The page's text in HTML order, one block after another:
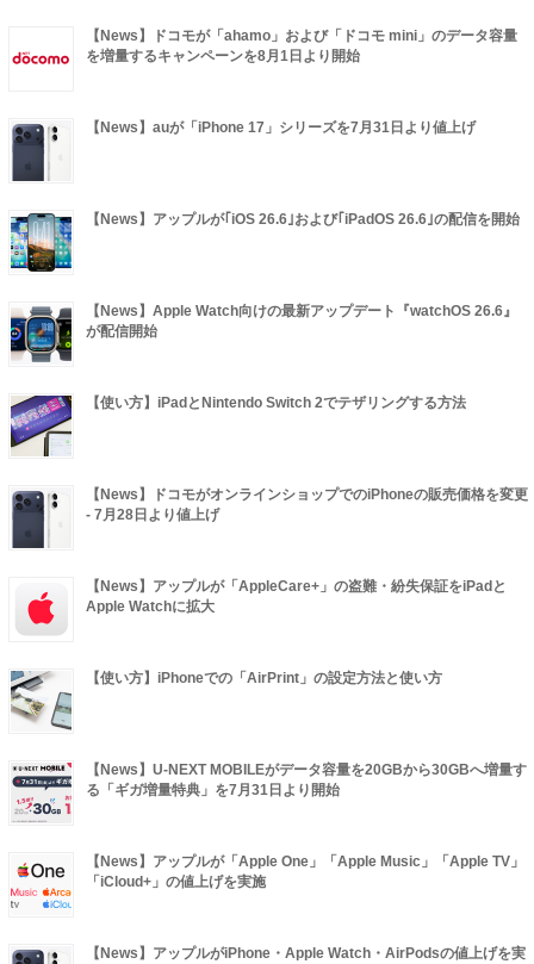
【News】ドコモが「ahamo」および「ドコモ mini」のデータ容量
を増量するキャンペーンを8月1日より開始
【News】auが「iPhone 17」シリーズを7月31日より値上げ
【News】アップルが｢iOS 26.6｣および｢iPadOS 26.6｣の配信を開始
【News】Apple Watch向けの最新アップデート『watchOS 26.6』
が配信開始
【使い方】iPadとNintendo Switch 2でテザリングする方法
【News】ドコモがオンラインショップでのiPhoneの販売価格を変更
- 7月28日より値上げ
【News】アップルが「AppleCare+」の盗難・紛失保証をiPadと
Apple Watchに拡大
【使い方】iPhoneでの「AirPrint」の設定方法と使い方
【News】U-NEXT MOBILEがデータ容量を20GBから30GBへ増量す
る「ギガ増量特典」を7月31日より開始
【News】アップルが「Apple One」「Apple Music」「Apple TV」
「iCloud+」の値上げを実施
【News】アップルがiPhone・Apple Watch・AirPodsの値上げを実